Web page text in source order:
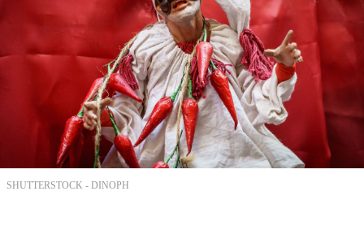
SHUTTERSTOCK - DINOPH